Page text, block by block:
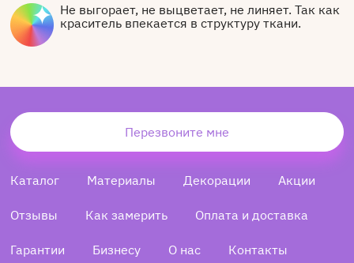
Не выгорает, не выцветает, не линяет. Так как
краситель впекается в структуру ткани.
Перезвоните мне
Каталог Материалы Декорации Акции
Отзывы Как замерить Оплата и доставка
Гарантии Бизнесу О нас Контакты